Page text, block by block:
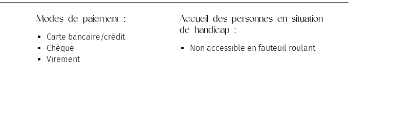
Modes de paiement :
Carte bancaire/crédit
Chèque
Virement
Accueil des personnes en situation
de handicap :
Non accessible en fauteuil roulant